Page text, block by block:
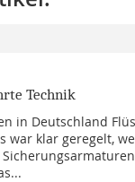
Technik
in Deutschland
war klar geregelt,